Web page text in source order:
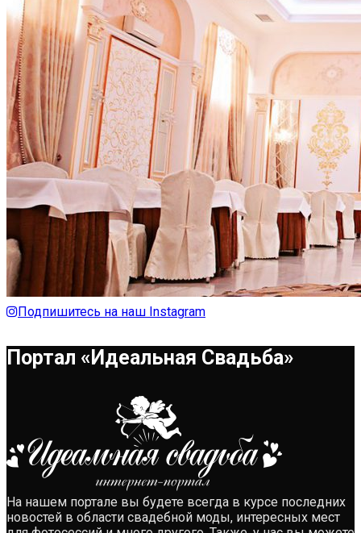
Подпишитесь на наш Instagram
Портал «Идеальная Свадьба»
На нашем портале вы будете всегда в курсе последних
новостей в области свадебной моды, интересных мест